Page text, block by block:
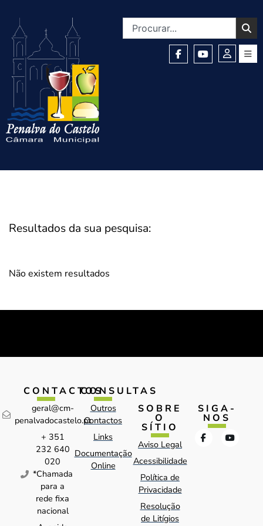
Resultados da sua pesquisa:
Não existem resultados
CONTACTOS
geral@cm-
penalvadocastelo.pt
+ 351
232 640
020
*Chamada
para a
rede fixa
nacional
CONSULTAS
Outros
Contactos
Links
Documentação
Online
SOBRE
O
SÍTIO
Aviso Legal
Acessibilidade
Política de
Privacidade
Resolução
de Litígios
SIGA-
NOS